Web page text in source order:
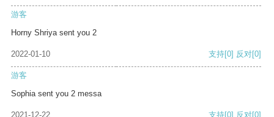
游客
Horny Shriya sent you 2
2022-01-10 支持[0] 反对[0]
游客
Sophia sent you 2 messa
2021-12-22 支持[0] 反对[0]